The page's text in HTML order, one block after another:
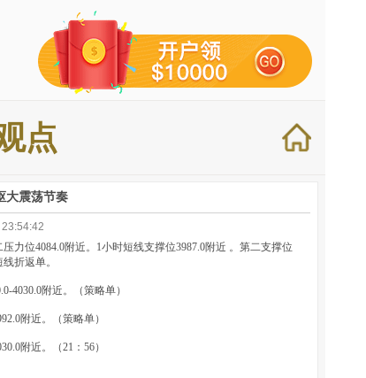
点
大震荡节奏
力位4084.0附近。1小时短线支撑位3987.0附近 。第二支撑位
折返单。
4030.0附近。（策略单）
附近。（策略单）
附近。（21：56）